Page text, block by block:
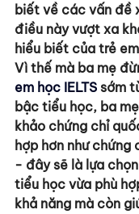
biết về các vấn đề
điều này vượt xa
hiểu biết của trẻ
Vì thế mà ba mẹ
em học IELTS sớm
bậc tiểu học, ba
khảo chứng chỉ
hợp hơn như chứng
- đây sẽ là lựa
tiểu học vừa phù
khả năng mà còn